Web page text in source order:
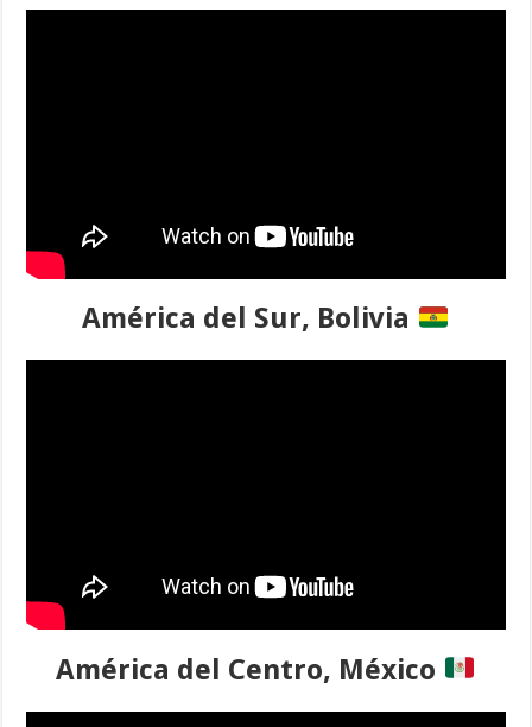
América del Sur, Bolivia
América del Centro, México